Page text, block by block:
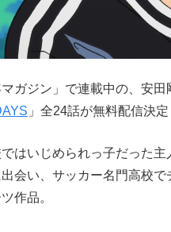
ガジン」で連載中の、安
」全24話が無料配信決定
はいじめられっ子だった
会い、サッカー名門高校
作品。